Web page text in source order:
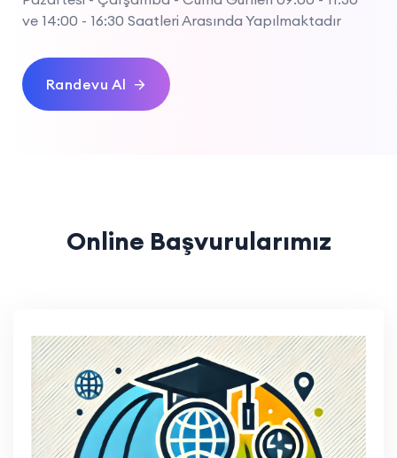
ve 14:00 - 16:30 Saatleri Arasında Yapılmaktadır
Randevu Al
Online Başvurularımız